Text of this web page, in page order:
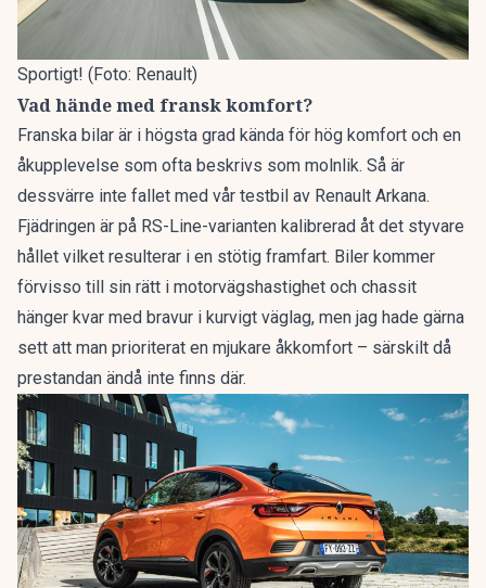
Sportigt! (Foto: Renault)
Vad hände med fransk komfort?
Franska bilar är i högsta grad kända för hög komfort och en
åkupplevelse som ofta beskrivs som molnlik. Så är
dessvärre inte fallet med vår testbil av Renault Arkana.
Fjädringen är på RS-Line-varianten kalibrerad åt det styvare
hållet vilket resulterar i en stötig framfart. Biler kommer
förvisso till sin rätt i motorvägshastighet och chassit
hänger kvar med bravur i kurvigt väglag, men jag hade gärna
sett att man prioriterat en mjukare åkkomfort – särskilt då
prestandan ändå inte finns där.